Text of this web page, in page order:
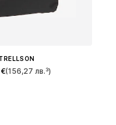
(156,27 лв.³)